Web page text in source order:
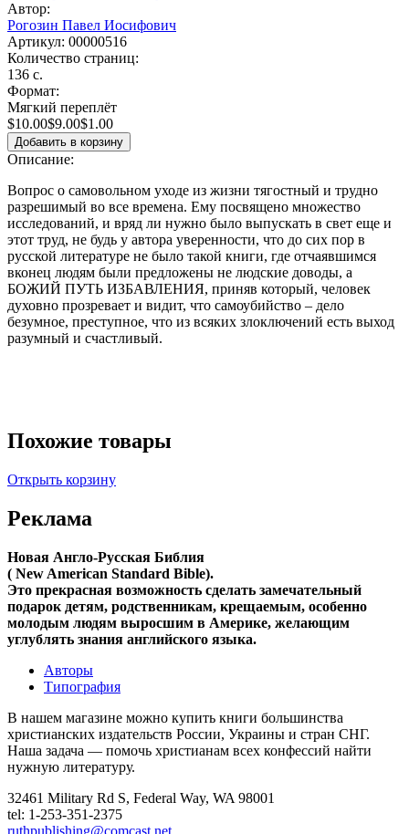
Автор:
Рогозин Павел Иосифович
Артикул: 00000516
Количество страниц:
136 с.
Формат:
Мягкий переплёт
$10.00$9.00$1.00
Описание:
Вопрос о самовольном уходе из жизни тягостный и трудно
разрешимый во все времена. Ему посвящено множество
исследований, и вряд ли нужно было выпускать в свет еще и
этот труд, не будь у автора уверенности, что до сих пор в
русской литературе не было такой книги, где отчаявшимся
вконец людям были предложены не людские доводы, а
БОЖИЙ ПУТЬ ИЗБАВЛЕНИЯ, приняв который, человек
духовно прозревает и видит, что самоубийство – дело
безумное, преступное, что из всяких злоключений есть выход
разумный и счастливый.
Похожие товары
Открыть корзину
Реклама
Новая Англо-Русская Библия
( New American Standard Bible).
Это прекрасная возможность cделать замечательный
подарок детям, родственникам, крещаемым, особенно
молодым людям выросшим в Америке, желающим
углублять знания английского языка.
Авторы
Типография
В нашем магазине можно купить книги большинства
христианских издательств России, Украины и стран СНГ.
Наша задача — помочь христианам всех конфессий найти
нужную литературу.
32461 Military Rd S, Federal Way, WA 98001
tel: 1-253-351-2375
ruthpublishing@comcast.net